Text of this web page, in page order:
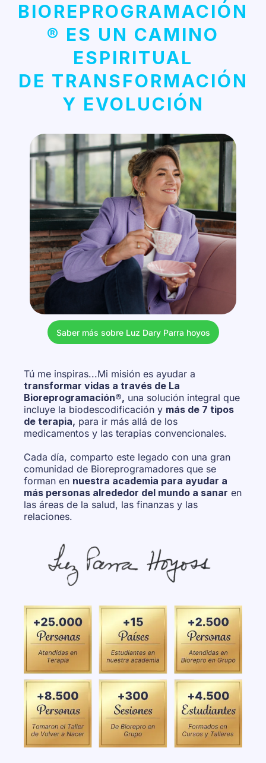
BIOREPROGRAMACIÓN
® ES UN CAMINO
ESPIRITUAL
DE TRANSFORMACIÓN
Y EVOLUCIÓN
Saber más sobre Luz Dary Parra hoyos
Tú me inspiras...Mi misión es ayudar a
transformar vidas a través de La
Bioreprogramación®, una solución integral que
incluye la biodescodificación y más de 7 tipos
de terapia, para ir más allá de los
medicamentos y las terapias convencionales.
Cada día, comparto este legado con una gran
comunidad de Bioreprogramadores que se
forman en nuestra academia para ayudar a
más personas alrededor del mundo a sanar en
las áreas de la salud, las finanzas y las
relaciones.